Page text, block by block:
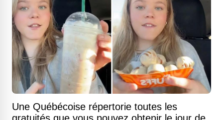
Une Québécoise répertorie toutes les
gratuités que vous pouvez obtenir le jour de